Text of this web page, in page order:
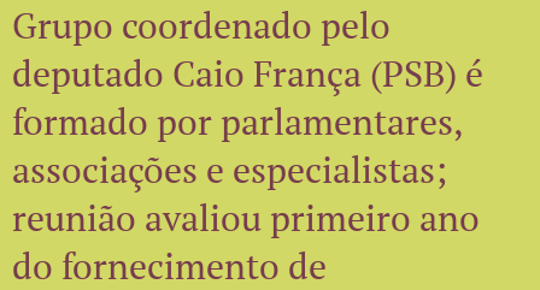
Grupo coordenado pelo
deputado Caio França (PSB) é
formado por parlamentares,
associações e especialistas;
reunião avaliou primeiro ano
do fornecimento de